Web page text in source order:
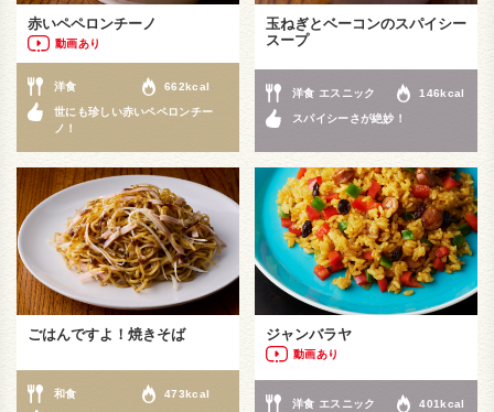
赤いペペロンチーノ
動画あり
洋食 662kcal
世にも珍しい赤いペペロンチー
ノ！
玉ねぎとベーコンのスパイシー
スープ
洋食 エスニック 146kcal
スパイシーさが絶妙！
ごはんですよ！焼きそば
和食 473kcal
ジャンバラヤ
動画あり
洋食 エスニック 401kcal